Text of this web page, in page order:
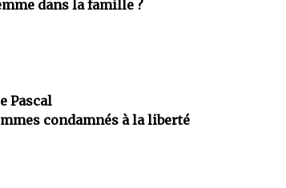
dans la famille ?
Pascal
condamnés à la liberté